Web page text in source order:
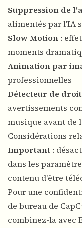
Suppression de
alimentés par l'IA
Slow Motion :
moments
Animation par
professionnelles
Détecteur de
avertissements
musique avant de
Considérations
Important :
dans les
contenu d'être
Pour une
de bureau de
combinez-la avec